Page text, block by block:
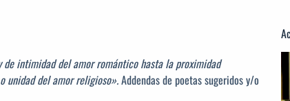
intimidad del amor romántico hasta la proximidad
unidad del amor religioso».Addendas de poetas sugeridos y/o
de